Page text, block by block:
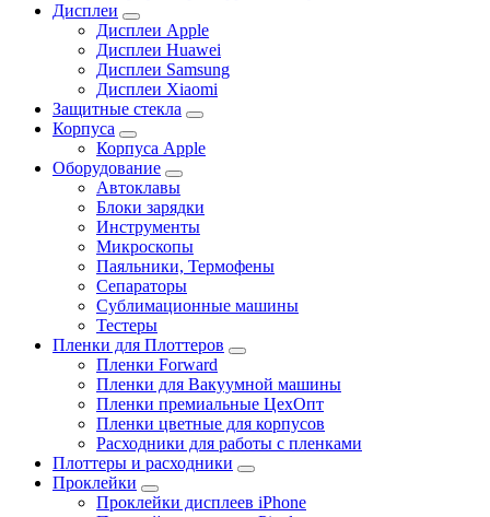
Дисплеи
Дисплеи Apple
Дисплеи Huawei
Дисплеи Samsung
Дисплеи Xiaomi
Защитные стекла
Корпуса
Корпуса Apple
Оборудование
Автоклавы
Блоки зарядки
Инструменты
Микроскопы
Паяльники, Термофены
Сепараторы
Сублимационные машины
Тестеры
Пленки для Плоттеров
Пленки Forward
Пленки для Вакуумной машины
Пленки премиальные ЦехОпт
Пленки цветные для корпусов
Расходники для работы с пленками
Плоттеры и расходники
Проклейки
Проклейки дисплеев iPhone